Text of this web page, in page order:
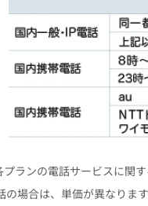
ランの電話サービスに関
場合は、単価が異なります